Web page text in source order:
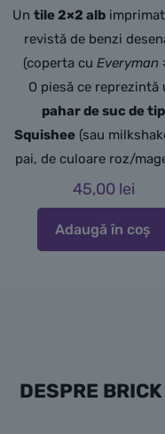
Untile 2×2 alb
revistă de benzi
(coperta cu Everyman
O piesă ce reprezintă
pahar de suc de tip
Squishee (sau
pai, de culoare roz/
45,00 lei
Adaugă în coș
DESPRE